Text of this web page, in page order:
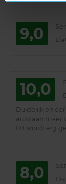
9,0
10,0
Duidelijk en
auto aan meer
Dit wordt erg
8,0